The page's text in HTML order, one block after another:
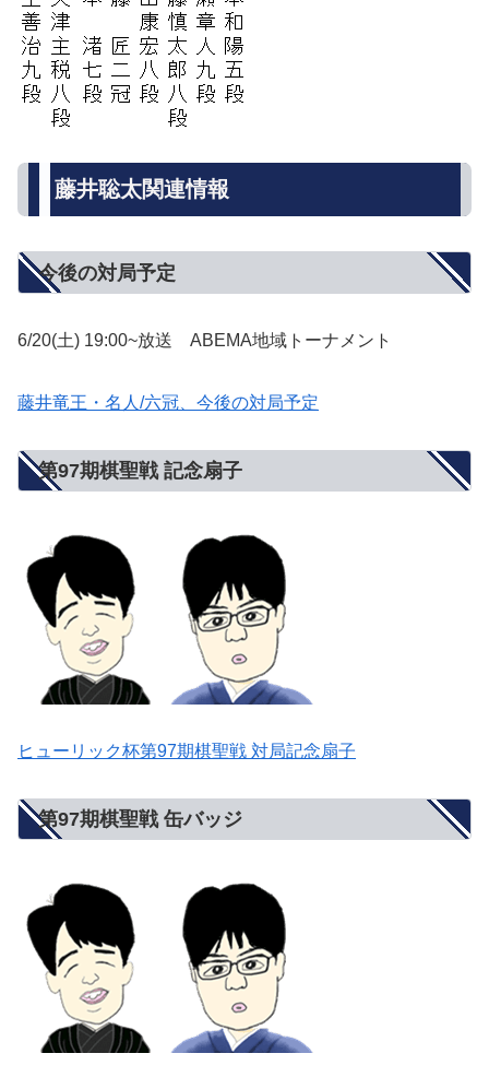
藤井聡太関連情報
今後の対局予定
6/20(土) 19:00~放送 ABEMA地域トーナメント
藤井竜王・名人/六冠、今後の対局予定
第97期棋聖戦 記念扇子
ヒューリック杯第97期棋聖戦 対局記念扇子
第97期棋聖戦 缶バッジ